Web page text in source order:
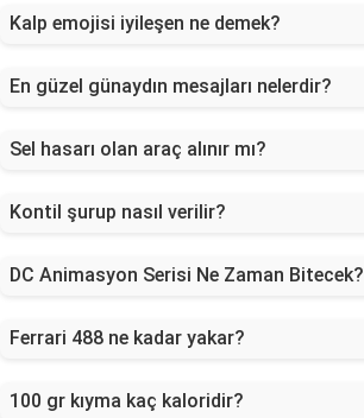
Kalp emojisi iyileşen ne demek?
En güzel günaydın mesajları nelerdir?
Sel hasarı olan araç alınır mı?
Kontil şurup nasıl verilir?
DC Animasyon Serisi Ne Zaman Bitecek?
Ferrari 488 ne kadar yakar?
100 gr kıyma kaç kaloridir?